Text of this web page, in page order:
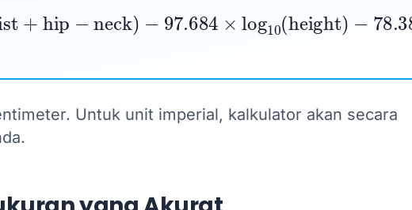
+ hip neck)− 97.684× log10 height)−
Untuk unit imperial, kalkulator akan secara